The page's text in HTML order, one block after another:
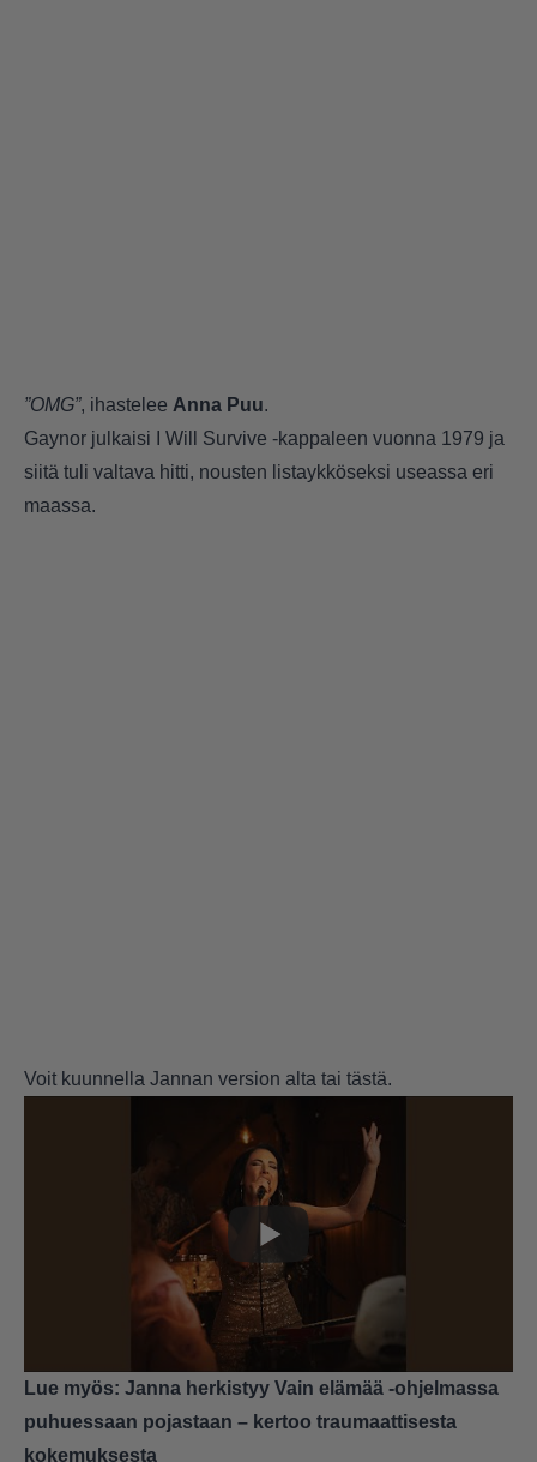
”OMG”, ihastelee Anna Puu.
Gaynor julkaisi I Will Survive -kappaleen vuonna 1979 ja
siitä tuli valtava hitti, nousten listaykköseksi useassa eri
maassa.
Voit kuunnella Jannan version alta tai tästä.
Lue myös: Janna herkistyy Vain elämää -ohjelmassa
puhuessaan pojastaan – kertoo traumaattisesta
kokemuksesta